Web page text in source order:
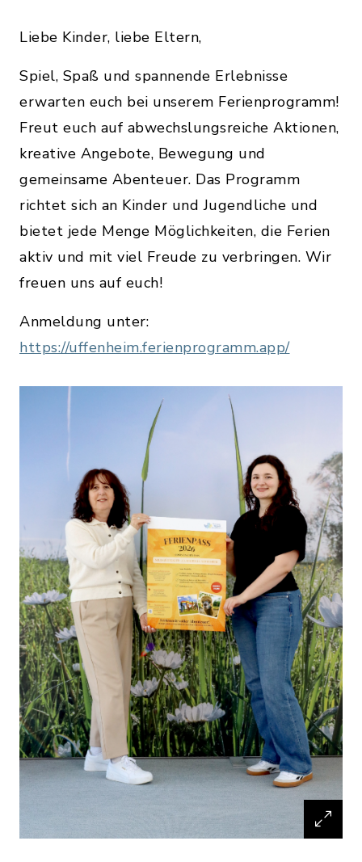
Liebe Kinder, liebe Eltern,
Spiel, Spaß und spannende Erlebnisse
erwarten euch bei unserem Ferienprogramm!
Freut euch auf abwechslungsreiche Aktionen,
kreative Angebote, Bewegung und
gemeinsame Abenteuer. Das Programm
richtet sich an Kinder und Jugendliche und
bietet jede Menge Möglichkeiten, die Ferien
aktiv und mit viel Freude zu verbringen. Wir
freuen uns auf euch!
Anmeldung unter:
https://uffenheim.ferienprogramm.app/